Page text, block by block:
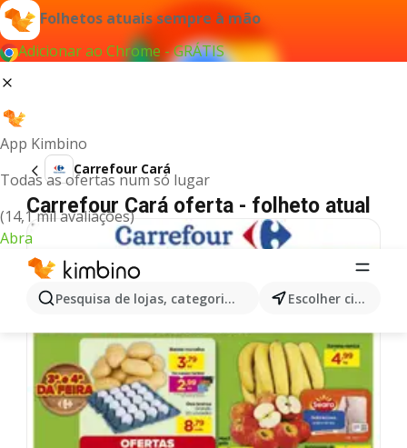
Folhetos atuais sempre à mão
Adicionar ao Chrome - GRÁTIS
App Kimbino
Todas as ofertas num só lugar
(14,1 mil avaliações)
Abra
Pesquisa de lojas, categorias,produtos... Escolher cidade
Carrefour Cará
Carrefour Cará oferta - folheto atual